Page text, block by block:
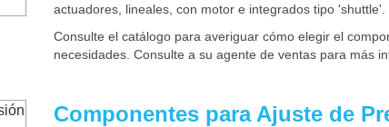
actuadores, lineales, con motor e integrados tipo 'shuttle'.
Consulte el catálogo para averiguar cómo elegir el
necesidades. Consulte a su agente de ventas para más
Componentes para Ajuste de